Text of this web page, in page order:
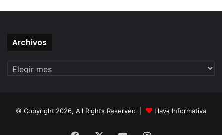
Archivos
© Copyright 2026, All Rights Reserved | Llave Informativa